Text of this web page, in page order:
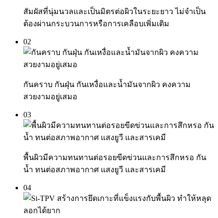
สัมผัสที่นุ่มนวลและเป็นมิตรต่อผิวในระยะยาว ไม่จำเป็น
ต้องผ่านกระบวนการหรือการเคลือบเพิ่มเติม
02
กันคราบ กันฝุ่น กันเหงื่อและน้ำมันจากผิว คงความ
สวยงามอยู่เสมอ
03
พื้นผิวมีความทนทานต่อรอยขีดข่วนและการสึกหรอ กัน
น้ำ ทนต่อสภาพอากาศ แสงยูวี และสารเคมี
04